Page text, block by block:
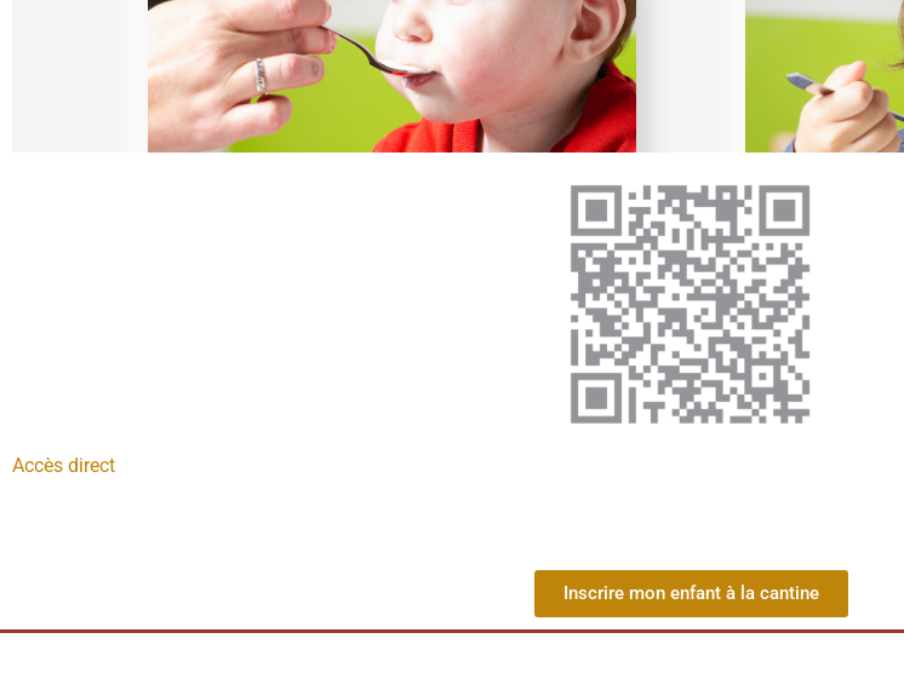
Accès direct
Inscrire mon enfant à la cantine